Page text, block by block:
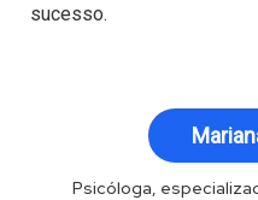
sucesso.
Psicóloga,